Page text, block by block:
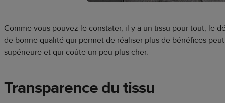
Comme vous pouvez le constater, il y a un tissu pour tout, le
de bonne qualité qui permet de réaliser plus de bénéfices
supérieure et qui coûte un peu plus cher.
Transparence du tissu